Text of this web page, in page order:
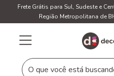
Frete Grátis para Sul, Sudeste e
Região Metropolitana de